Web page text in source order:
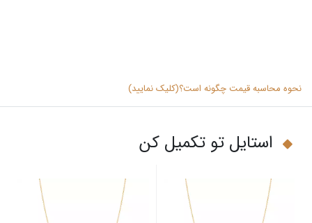
نحوه محاسبه قیمت چگونه است؟(کلیک نمایید)
استایل تو تکمیل کن